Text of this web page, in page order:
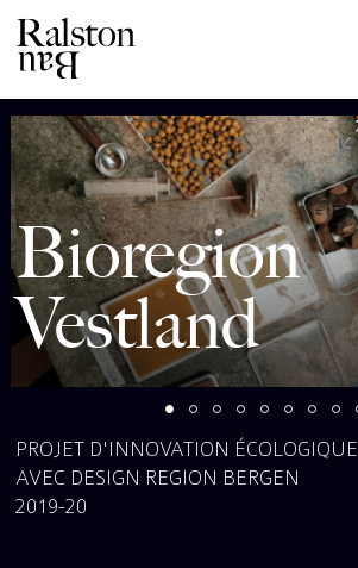
Bioregion
Vestland
PROJET D'INNOVATION ÉCOLOGIQUE
AVEC DESIGN REGION BERGEN
2019-20